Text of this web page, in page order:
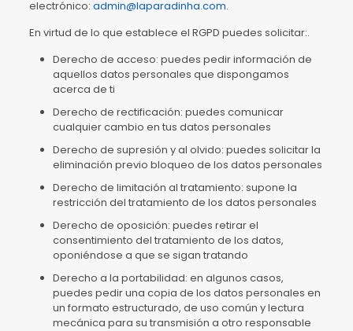
electrónico: admin@laparadinha.com.
En virtud de lo que establece el RGPD puedes solicitar:.
Derecho de acceso: puedes pedir información de
aquellos datos personales que dispongamos
acerca de ti
Derecho de rectificación: puedes comunicar
cualquier cambio en tus datos personales
Derecho de supresión y al olvido: puedes solicitar la
eliminación previo bloqueo de los datos personales
Derecho de limitación al tratamiento: supone la
restricción del tratamiento de los datos personales
Derecho de oposición: puedes retirar el
consentimiento del tratamiento de los datos,
oponiéndose a que se sigan tratando
Derecho a la portabilidad: en algunos casos,
puedes pedir una copia de los datos personales en
un formato estructurado, de uso común y lectura
mecánica para su transmisión a otro responsable